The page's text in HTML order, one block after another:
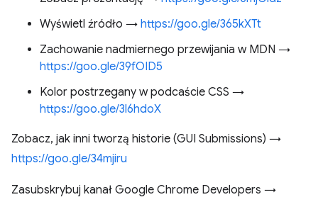
Wyświetl źródło → https://goo.gle/365kXTt
Zachowanie nadmiernego przewijania w MDN →
https://goo.gle/39fOID5
Kolor postrzegany w podcaście CSS →
https://goo.gle/3l6hdoX
Zobacz, jak inni tworzą historie (GUI Submissions) →
https://goo.gle/34mjiru
Zasubskrybuj kanał Google Chrome Developers →